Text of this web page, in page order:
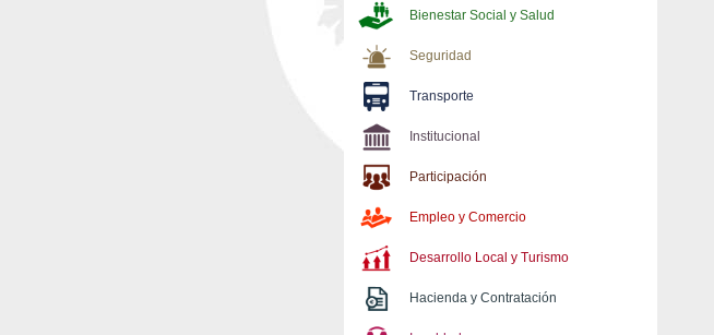
Bienestar Social y Salud
Seguridad
Transporte
Institucional
Participación
Empleo y Comercio
Desarrollo Local y Turismo
Hacienda y Contratación